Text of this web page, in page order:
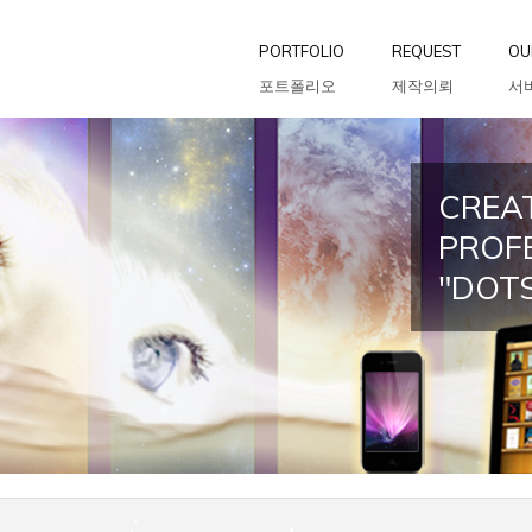
PORTFOLIO
포트폴리오
REQUEST
제작의뢰
서